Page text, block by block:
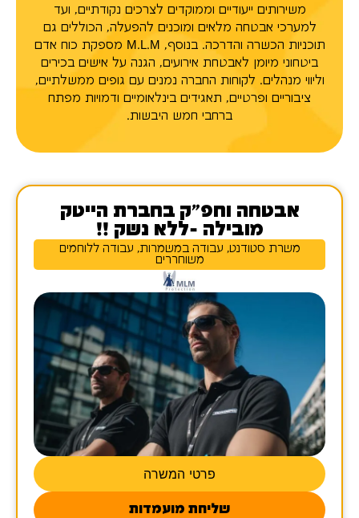
משירותים ייעודיים וממוקדים לצרכים נקודתיים, ועד
למערכי אבטחה מלאים ומוכנים להפעלה, הכוללים גם
תוכניות הכשרה והדרכה. בנוסף, M.L.M מספקת כוח אדם
ביטחוני מיומן לאבטחת אירועים, הגנה על אישים בכירים
וליווי מנהלים. לקוחות החברה נמנים עם גופים ממשלתיים,
ציבוריים ופרטיים, תאגידים בינלאומיים ודמויות מפתח
ברחבי חמש היבשות.
אבטחה וחפ"ק בחברת הייטק
מובילה -ללא נשק !!
משרת סטודנט, עבודה במשמרות, עבודה ללוחמים
משוחררים
פרטי המשרה
שליחת מועמדות